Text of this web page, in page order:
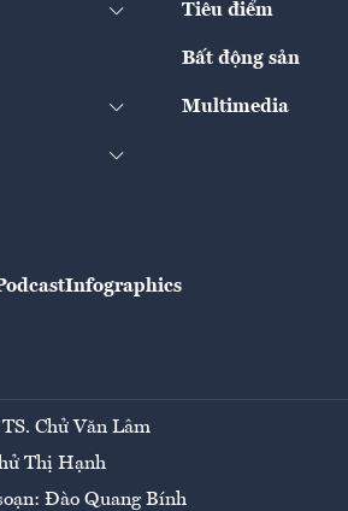
Tiêu điểm
Bất động sản
Multimedia
Infographics
Chử Văn Lâm
Thị Hạnh
Đào Quang Bính